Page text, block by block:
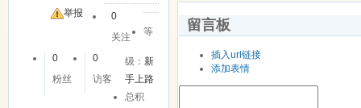
举报
0
关注
0
粉丝
0
访客
等
级：新
手上路
总积
留言板
插入url链接
添加表情